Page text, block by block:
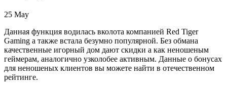
25 May
Данная функция водилась вколота компанией Red Tiger
Gaming а также встала безумно популярной. Без обмана
качественные игорный дом дают скидки а как неношеным
геймерам, аналогично узколобее активным. Данные о бонусах
для неношеных клиентов вы можете найти в отечественном
рейтинге.